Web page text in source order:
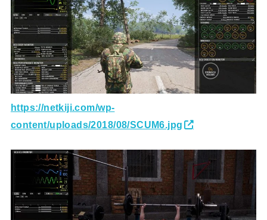
https://netkiji.com/wp-
content/uploads/2018/08/SCUM6.jpg